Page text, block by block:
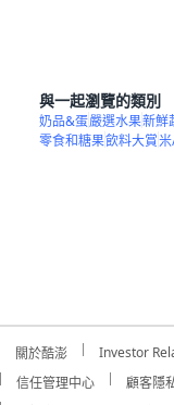
與一起瀏覽的類別
奶品&蛋嚴選水果新鮮
零食和糖果飲料大賞
關於酷澎 Investor
信任管理中心
顧客隱